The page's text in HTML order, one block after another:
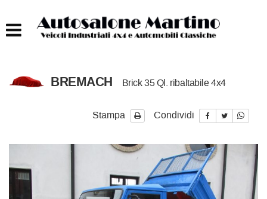
AUTOCARRI OLTRE 75T
ACQUISTIAMO USATO
BREMACH Brick 35 Ql. ribaltabile 4x4
Stampa Condividi